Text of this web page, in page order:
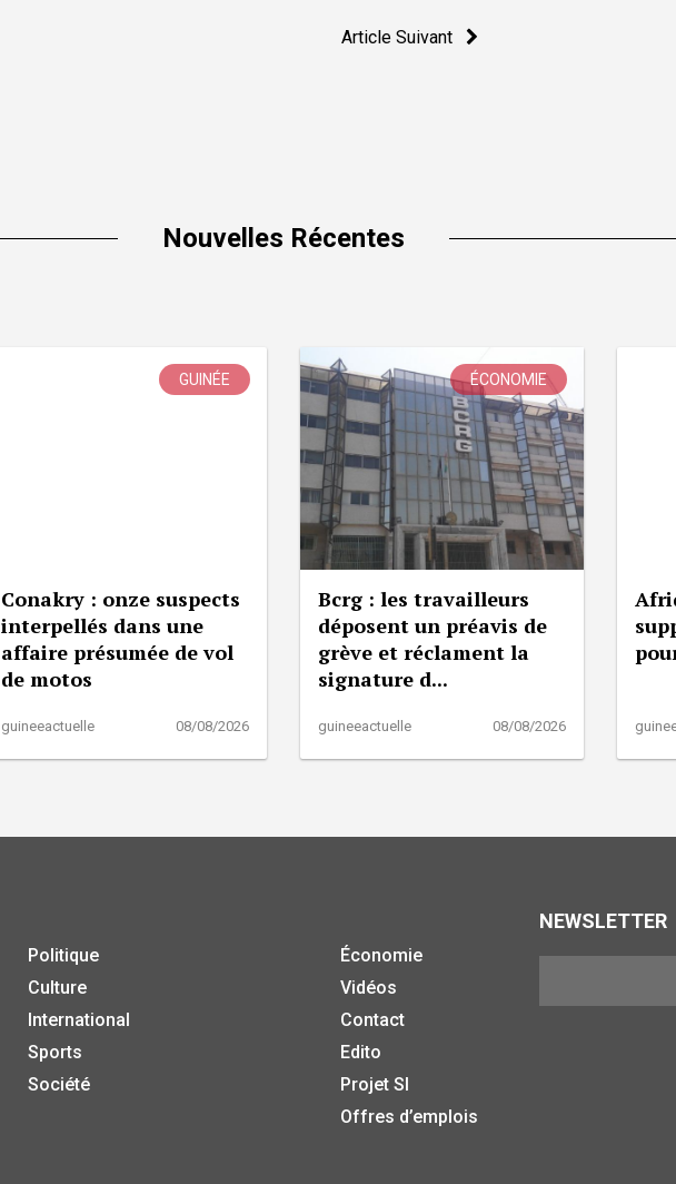
Article Suivant
Nouvelles Récentes
GUINÉE
Conakry : onze suspects
interpellés dans une
affaire présumée de vol
de motos
guineeactuelle 08/08/2026
ÉCONOMIE
Bcrg : les travailleurs
déposent un préavis de
grève et réclament la
signature d...
guineeactuelle 08/08/2026
Politique
Culture
International
Sports
Société
Économie
Vidéos
Contact
Edito
Projet SI
Offres d’emplois
NEWSLETTER